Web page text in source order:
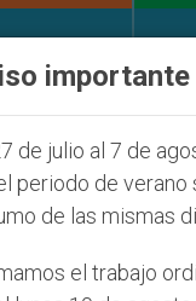
importante
de julio al 7 de
periodo de
de las mismas
el trabajo